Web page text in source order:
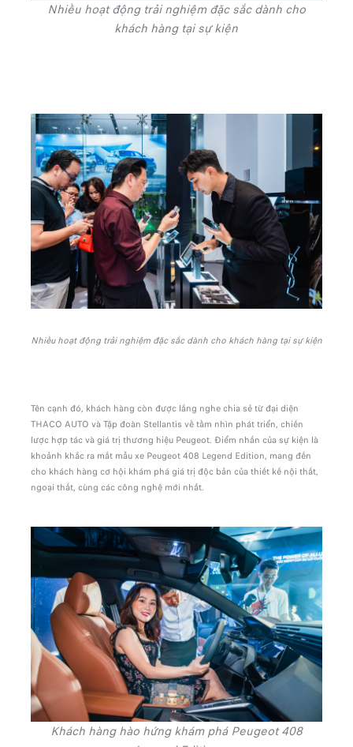
Nhiều hoạt động trải nghiệm đặc sắc dành cho
khách hàng tại sự kiện
Nhiều hoạt động trải nghiệm đặc sắc dành cho khách hàng tại sự kiện
Tên cạnh đó, khách hàng còn được lắng nghe chia sẻ từ đại diện
THACO AUTO và Tập đoàn Stellantis về tầm nhìn phát triển, chiến
lược hợp tác và giá trị thương hiệu Peugeot. Điểm nhấn của sự kiện là
khoảnh khắc ra mắt mẫu xe Peugeot 408 Legend Edition, mang đến
cho khách hàng cơ hội khám phá giá trị độc bản của thiết kế nội thất,
ngoại thất, cùng các công nghệ mới nhất.
Khách hàng hào hứng khám phá Peugeot 408